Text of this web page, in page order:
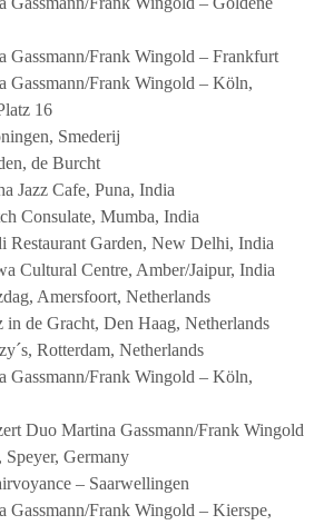
Gassmann/Frank Wingold – Frankfurt
Gassmann/Frank Wingold – Köln,
16
Smederij
de Burcht
Jazz Cafe, Puna, India
Consulate, Mumba, India
Restaurant Garden, New Delhi, India
Cultural Centre, Amber/Jaipur, India
Amersfoort, Netherlands
in de Gracht, Den Haag, Netherlands
Rotterdam, Netherlands
Gassmann/Frank Wingold – Köln,
Duo Martina Gassmann/Frank Wingold
Germany
– Saarwellingen
Gassmann/Frank Wingold – Kierspe,